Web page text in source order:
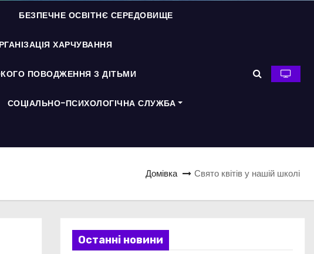
БЕЗПЕЧНЕ ОСВІТНЄ СЕРЕДОВИЩЕ
ХАРЧУВАННЯ
ПОВОДЖЕННЯ З ДІТЬМИ
СОЦІАЛЬНО-ПСИХОЛОГІЧНА СЛУЖБА
Домівка Свято квітів у нашій школі
Останні новини